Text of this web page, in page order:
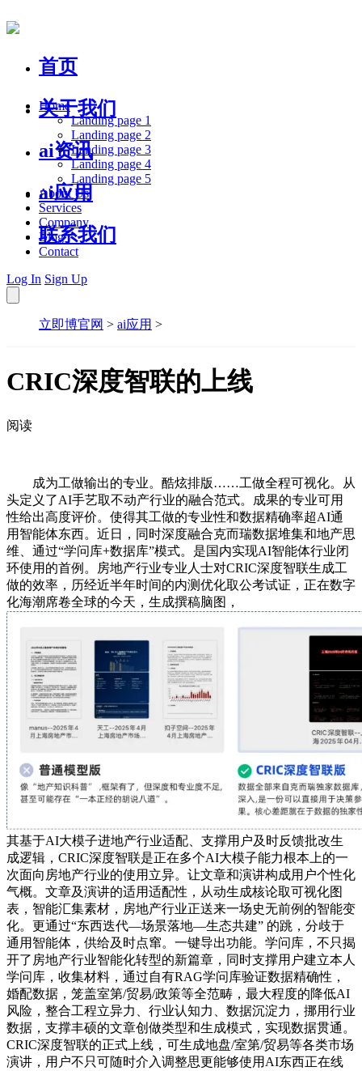
首页
关于我们
ai资讯
ai应用
联系我们
Home
Landing page 1
Landing page 2
Landing page 3
Landing page 4
Landing page 5
About Us
Services
Company
Blog
Contact
Log In Sign Up
立即博官网 > ai应用 >
CRIC深度智联的上线
阅读
成为工做输出的专业。酷炫排版……工做全程可视化。从
头定义了AI手艺取不动产行业的融合范式。成果的专业可用
性给出高度评价。使得其工做的专业性和数据精确率超AI通
用智能体东西。近日，同时深度融合克而瑞数据堆集和地产思
维、通过“学问库+数据库”模式。是国内实现AI智能体行业闭
环使用的首例。房地产行业专业人士对CRIC深度智联生成工
做的效率，历经近半年时间的内测优化取公考试证，正在数字
化海潮席卷全球的今天，生成撰稿脑图，
其基于AI大模子进地产行业适配、支撑用户及时反馈批改生
成逻辑，CRIC深度智联是正在多个AI大模子能力根本上的一
次面向房地产行业的使用立异。让文章和演讲构成用户个性化
气概。文章及演讲的适用适配性，从动生成核论取可视化图
表，智能汇集素材，房地产行业正送来一场史无前例的智能变
化。更通过“东西迭代—场景落地—生态共建” 的跳，分歧于
通用智能体，供给及时点窜。一键导出功能。学问库，不只揭
开了房地产行业智能化转型的新篇章，同时支撑用户建立本人
学问库，收集材料，通过自有RAG学问库验证数据精确性，
婚配数据，笼盖室第/贸易/政策等全范畴，最大程度的降低AI
风险，整合工程立异力、行业认知力、数据沉淀力，挪用行业
数据，支撑丰硕的文章创做类型和生成模式，实现数据贯通。
CRIC深度智联的正式上线，可生成地盘/室第/贸易等各类市场
演讲，用户不只可随时介入调整思更能够使用AI东西正在线